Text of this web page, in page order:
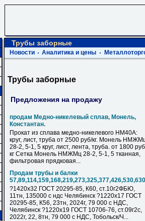
Трубы заборные
Новости Аналитика и цены
Трубы заборные
Предложения на продажу
продам Медно-никелевый сплав, Монель,
Константан.
Прокат из сплава медно-никелевого НМ40А:
круг, лист, труба от 2500 руб/кг. Монель
28-2, 5-1, 5 круг, лист, лента, труба. от 1800
кг Сетка Монель НМЖМц 28-2, 5-1, 5 тканная,
фильтровая прядковая...
Продам трубы и балки
?1420х32 ГОСТ 20295-85, К60, ст.10г2ФБЮ,
11тн, 135000 с ндс Челябинск ?1220х17 ГОСТ
20295-85, К56, 23тн, 2024г, 79 000 с НДC,
Челябинск ?1220х19 ГОСТ 10706-76, ст.09г2с,
2022г, 22, 8тн, 79 000 с НДC, Тобольск/Ч...